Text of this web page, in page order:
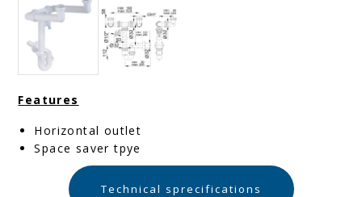
Features
Horizontal outlet
Space saver tpye
Technical sprecifications